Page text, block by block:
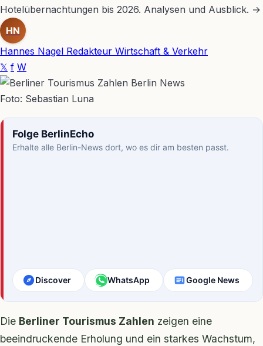
Hotelübernachtungen bis 2026. Analysen und Ausblick. →
HN
Hannes Nagel Redakteur Wirtschaft & Verkehr
𝕏 f W
Foto: Sebastian Luna
Folge BerlinEcho
Erhalte alle Berlin-News dort, wo es dir am besten passt.
Discover WhatsApp Google News
Die Berliner Tourismus Zahlen zeigen eine
beeindruckende Erholung und ein starkes Wachstum,